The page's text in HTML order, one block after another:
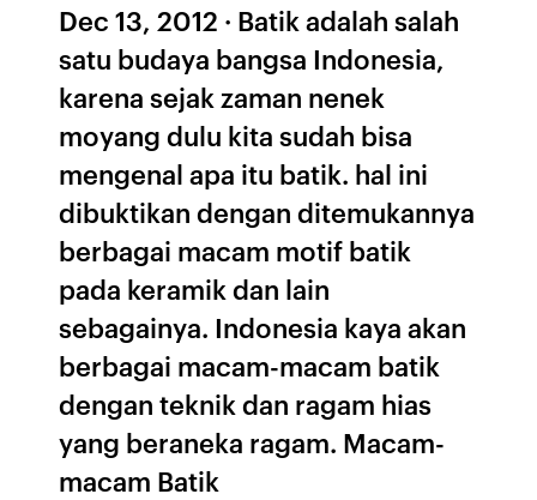
Dec 13, 2012 · Batik adalah salah
satu budaya bangsa Indonesia,
karena sejak zaman nenek
moyang dulu kita sudah bisa
mengenal apa itu batik. hal ini
dibuktikan dengan ditemukannya
berbagai macam motif batik
pada keramik dan lain
sebagainya. Indonesia kaya akan
berbagai macam-macam batik
dengan teknik dan ragam hias
yang beraneka ragam. Macam-
macam Batik